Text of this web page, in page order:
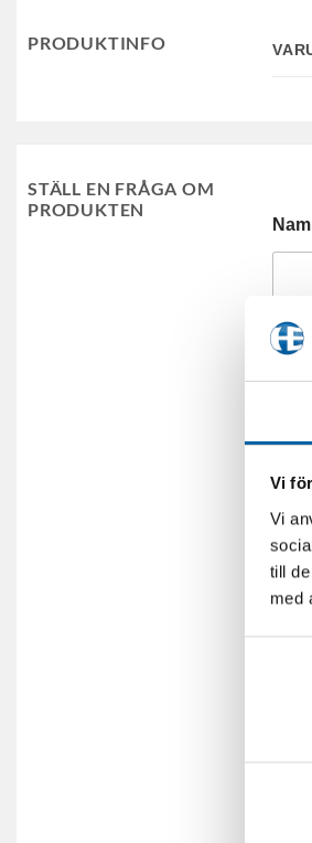
Vi
Vi
till
med
PRODUKTINFO
STÄLL EN FRÅGA OM
PRODUKTEN
E-